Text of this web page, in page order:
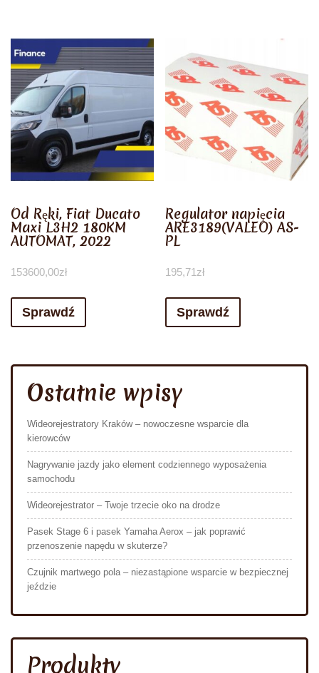
Od Ręki, Fiat Ducato
Maxi L3H2 180KM
AUTOMAT, 2022
153600,00zł
Sprawdź
Regulator napięcia
ARE3189(VALEO) AS-
PL
195,71 zł
Sprawdź
Ostatnie wpisy
Wideorejestratory Kraków – nowoczesne wsparcie dla
kierowców
Nagrywanie jazdy jako element codziennego wyposażenia
samochodu
Wideorejestrator – Twoje trzecie oko na drodze
Pasek Stage 6 i pasek Yamaha Aerox – jak poprawić
przenoszenie napędu w skuterze?
Czujnik martwego pola – niezastąpione wsparcie w bezpiecznej
jeździe
Produkty